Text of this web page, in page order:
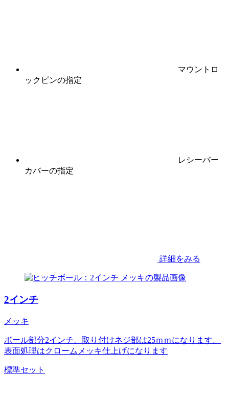
マウントロ
ックピンの指定
レシーバー
カバーの指定
詳細をみる
2インチ
メッキ
ボール部分2インチ、取り付けネジ部は25ｍｍになります。
表面処理はクロームメッキ仕上げになります
標準セット